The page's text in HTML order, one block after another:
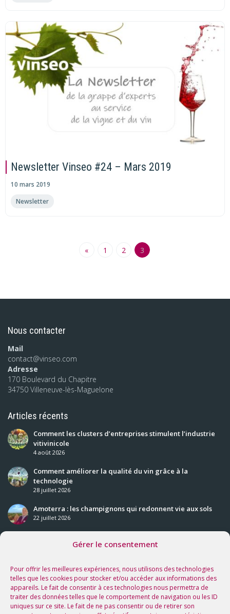
Gérer le consentement
Pour offrir les meilleures expériences, nous utilisons des technologies
telles que les cookies pour stocker et/ou accéder aux informations des
appareils. Le fait de consentir à ces technologies nous permettra de
traiter des données telles que le comportement de navigation ou les ID
uniques sur ce site. Le fait de ne pas consentir ou de retirer son
Newsletter Vinseo #24 – Mars 2019
10 mars 2019
Newsletter
« 1 2 3
Nous contacter
Mail
contact@vinseo.com
Adresse
170 Boulevard du Chapitre
34750 Villeneuve-lès-Maguelone
Articles récents
Comment les clusters d’entreprises stimulent l’industrie
vitivinicole
4 août 2026
Comment améliorer la qualité du vin grâce à la
technologie
28 juillet 2026
Amoterra : les champignons qui redonnent vie aux sols
22 juillet 2026
Nos prochaines rencontres
Voir tous les événements
Suivez-nous sur les réseaux !